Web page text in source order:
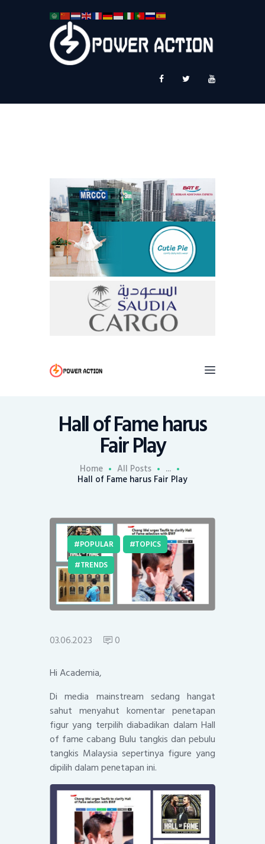
Hall of Fame harus
Fair Play
Home All Posts ...
Hall of Fame harus Fair Play
Service Plus
POPULAR
TOPICS
TRENDS
03.06.2023 0
Hi Academia,
Di media mainstream sedang hangat
sahut menyahut komentar penetapan
figur yang terpilih diabadikan dalam Hall
of fame cabang Bulu tangkis dan pebulu
tangkis Malaysia sepertinya figure yang
dipilih dalam penetapan ini.